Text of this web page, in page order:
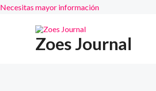
Necesitas mayor información
Zoes Journal